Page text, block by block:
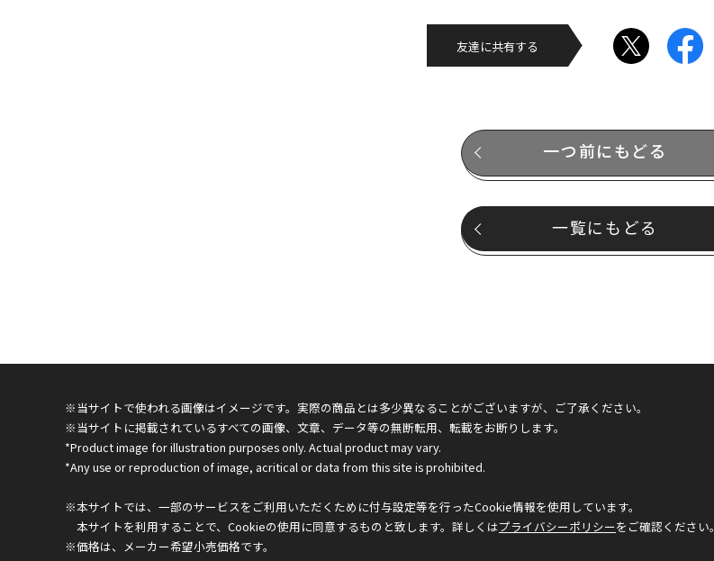
友達に共有する
一つ前にもどる
一覧にもどる
※当サイトで使われる画像はイメージです。実際の商品とは多少異なることがございますが、ご了承ください。
※当サイトに掲載されているすべての画像、文章、データ等の無断転用、転載をお断りします。
*Product image for illustration purposes only. Actual product may vary.
*Any use or reproduction of image, acritical or data from this site is prohibited.
※本サイトでは、一部のサービスをご利用いただくために付与設定等を行ったCookie情報を使用しています。
本サイトを利用することで、Cookieの使用に同意するものと致します。詳しくはプライバシーポリシーをご確認ください。
※価格は、メーカー希望小売価格です。